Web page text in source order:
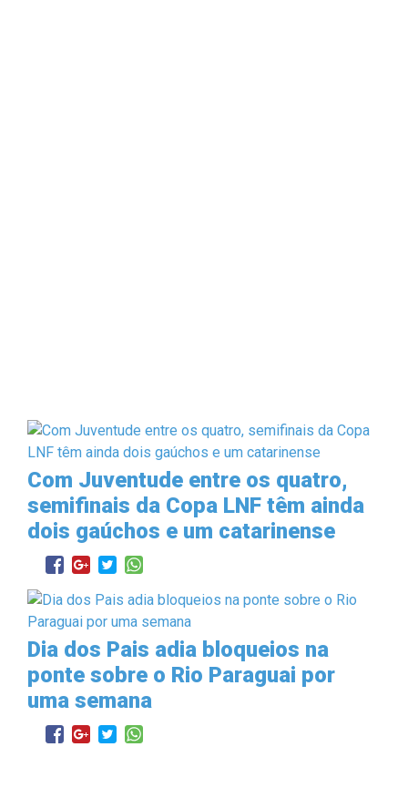
Com Juventude entre os quatro,
semifinais da Copa LNF têm ainda
dois gaúchos e um catarinense
Dia dos Pais adia bloqueios na
ponte sobre o Rio Paraguai por
uma semana